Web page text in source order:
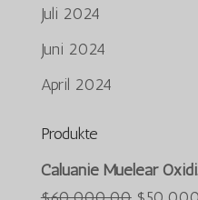
Juli 2024
Juni 2024
April 2024
Produkte
Caluanie Muelear